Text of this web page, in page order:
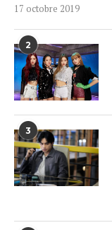
17 octobre 2019
2
3